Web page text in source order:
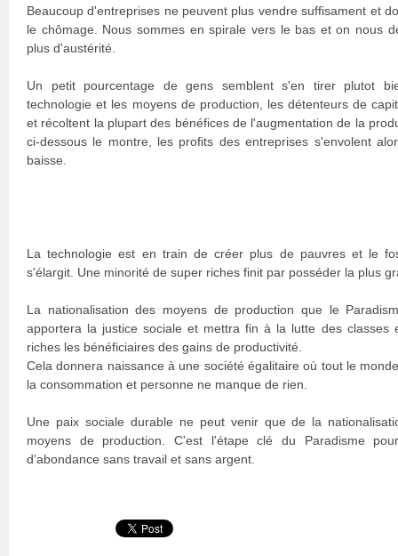
Beaucoup d'entreprises ne peuvent plus vendre suffisament et
le chômage. Nous sommes en spirale vers le bas et on nous
plus d'austérité.
Un petit pourcentage de gens semblent s'en tirer plutot
technologie et les moyens de production, les détenteurs de
et récoltent la plupart des bénéfices de l'augmentation de la
ci-dessous le montre, les profits des entreprises s'envolent
baisse.
La technologie est en train de créer plus de pauvres et le
s'élargit. Une minorité de super riches finit par posséder la plus
La nationalisation des moyens de production que le
apportera la justice sociale et mettra fin à la lutte des classes
riches les bénéficiaires des gains de productivité.
Cela donnera naissance à une société égalitaire où tout le
la consommation et personne ne manque de rien.
Une paix sociale durable ne peut venir que de la
moyens de production. C'est l'étape clé du Paradisme
d'abondance sans travail et sans argent.